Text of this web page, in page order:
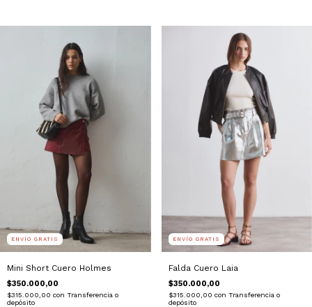
ENVÍO GRATIS
Mini Short Cuero Holmes
$350.000,00
$315.000,00 con Transferencia o
depósito
ENVÍO GRATIS
Falda Cuero Laia
$350.000,00
$315.000,00 con Transferencia o
depósito